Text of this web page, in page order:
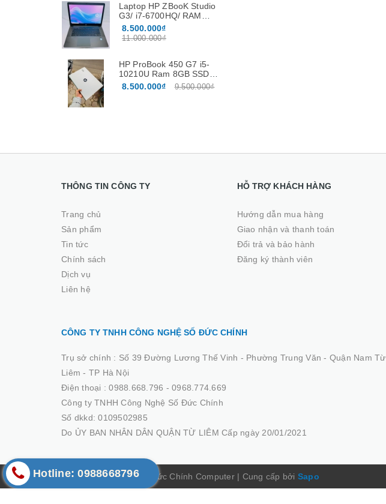
Laptop HP ZBooK Studio
G3/ i7-6700HQ/ RAM
16GB / SSD 512GB / Vga
Nvidia Quadro M1000M
4G màn 15.6”FHD
8.500.000₫
11.000.000₫
HP ProBook 450 G7 i5-
10210U Ram 8GB SSD
256GB Màn hình 15.6
Inch
8.500.000₫ 9.500.000₫
THÔNG TIN CÔNG TY
Trang chủ
Sản phẩm
Tin tức
Chính sách
Dịch vụ
Liên hệ
HỖ TRỢ KHÁCH HÀNG
Hướng dẫn mua hàng
Giao nhận và thanh toán
Đổi trả và bảo hành
Đăng ký thành viên
CÔNG TY TNHH CÔNG NGHỆ SỐ ĐỨC CHÍNH
Trụ sở chính : Số 39 Đường Lương Thế Vinh - Phường Trung Văn - Quận Nam Từ
Liêm - TP Hà Nội
Điện thoại :0988.668.796 - 0968.774.669
Công ty TNHH Công Nghệ Số Đức Chính
Số dkkd: 0109502985
Do ỦY BAN NHÂN DÂN QUẬN TỪ LIÊM Cấp ngày 20/01/2021
© Bản quyền thuộc về Đức Chính Computer | Cung cấp bởi Sapo
Hotline: 0988668796